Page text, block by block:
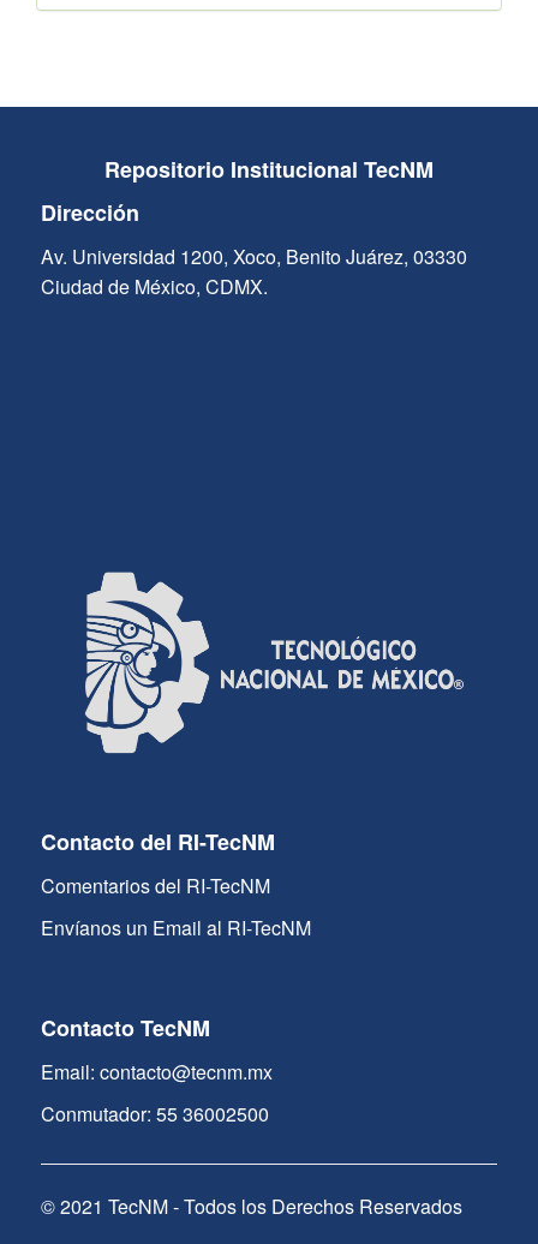
Repositorio Institucional TecNM
Dirección
Av. Universidad 1200, Xoco, Benito Juárez, 03330
Ciudad de México, CDMX.
Contacto del RI-TecNM
Comentarios del RI-TecNM
Envíanos un Email al RI-TecNM
Contacto TecNM
Email: contacto@tecnm.mx
Conmutador: 55 36002500
© 2021 TecNM - Todos los Derechos Reservados